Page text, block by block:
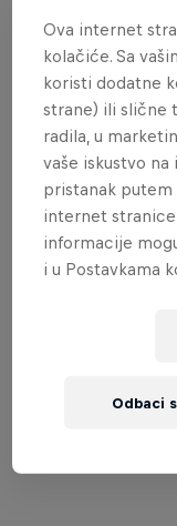
Ova internet
kolačiće. Sa
koristi dodatne
strane) ili slične
radila, u
vaše iskustvo
pristanak putem
internet
informacije
i u Postavkama
Odbaci